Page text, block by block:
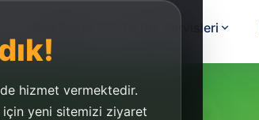
hizmet vermektedir.
yeni sitemizi ziyaret
TikTok Servisleri